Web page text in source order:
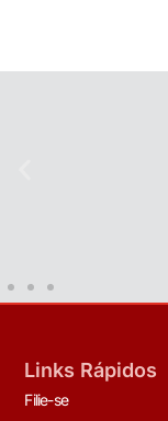
Links Rápidos
Filie-se